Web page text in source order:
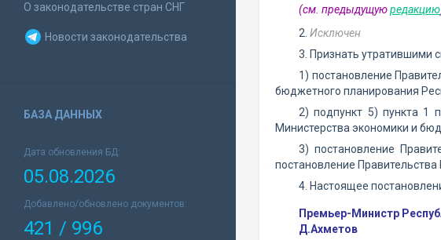
О законодательстве стран СНГ
Новости законодательства
БАЗА ДАННЫХ
Дата обновления БД:
05.08.2026
Добавлено/обновлено документов:
421 / 996
(см. предыдущуюредакцию
2. Исключен
3. Признать утратившими
1) постановление
бюджетного планирования
2) подпункт 5) пункта 1
Министерства экономики и
3) постановление
постановление
4. Настоящее
Премьер-Министр
Д.Ахметов